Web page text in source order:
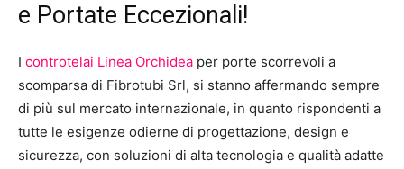
e Portate Eccezionali!
I controtelai Linea Orchidea per porte scorrevoli a
scomparsa di Fibrotubi Srl, si stanno affermando sempre
di più sul mercato internazionale, in quanto rispondenti a
tutte le esigenze odierne di progettazione, design e
sicurezza, con soluzioni di alta tecnologia e qualità adatte